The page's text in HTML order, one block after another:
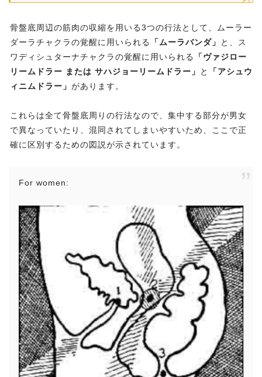
骨盤底周辺の筋肉の収縮を用いる3つの行法として、ムーラー
ダーラチャクラの覚醒に用いられる
「ムーラバンダ」
と、ス
ワディシュターナチャクラの覚醒に用いられる
「ヴァジロー
リームドラー または サハジョーリームドラー」
と
「アシュウ
ィニムドラー」 があります。
これらは全て骨盤底周りの行法なので、集中する部分が男女
で異なっていたり、混同されてしまいやすいため、ここで正
確に区別するための図説が示されています。
For women: